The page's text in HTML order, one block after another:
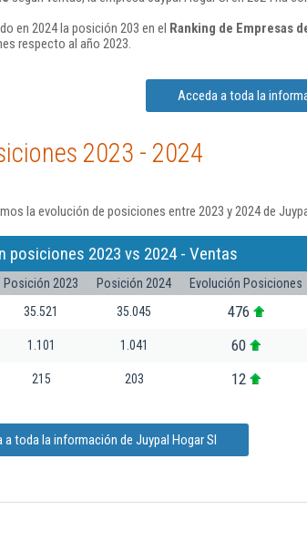
en 2024 la posición 203 en el Ranking de Empresas
respecto al año 2023.
Acceda a toda la
2023 - 2024
la evolución de posiciones entre 2023 y 2024 de
posiciones 2023 vs 2024 - Ventas
Posición 2023 Posición 2024
Evolución Posiciones
35.521 35.045 476
1.101 1.041 60
215 203 12
a toda la información de Juypal Hogar Sl